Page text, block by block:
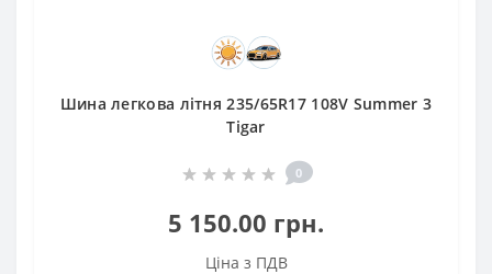
Шина легкова літня 235/65R17 108V Summer 3
Tigar
0
5 150.00 грн.
Ціна з ПДВ